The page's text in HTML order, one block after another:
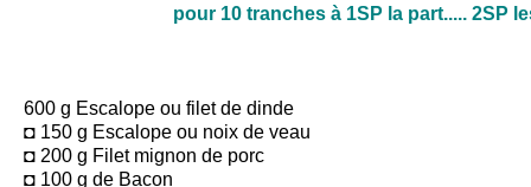
pour 10 tranches à 1SP la part..... 2SP
600 g Escalope ou filet de dinde
◘ 150 g Escalope ou noix de veau
◘ 200 g Filet mignon de porc
◘ 100 g de Bacon